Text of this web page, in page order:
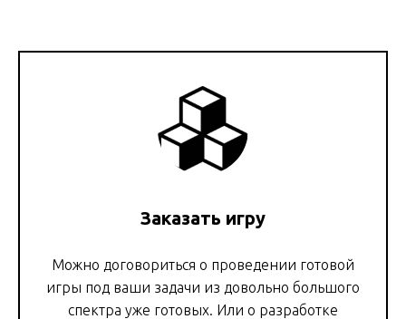
Заказать игру
Можно договориться о проведении готовой
игры под ваши задачи из довольно большого
спектра уже готовых. Или о разработке